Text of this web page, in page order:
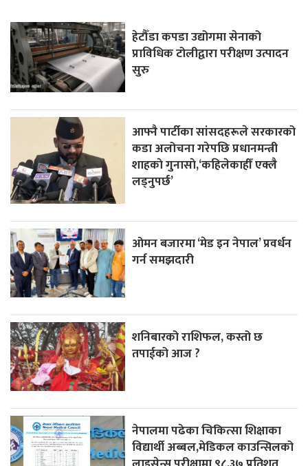
हेटौँडा कपडा उद्योगमा सेनाको
प्राविधिक टोलीद्वारा परीक्षण उत्पादन
सुरु
आफ्नै पार्टीका सांसदहरूले सरकारको
कडा अलोचना गरेपछि प्रधानमन्त्री
शाहकाे गुनासाे,‘कहिलेकाहीँ एक्लै
लड्नुपर्छ’
ओमन बजारमा ‘मेड इन नेपाल’ प्रवर्धन
गर्न समझदारी
शनिबारको राशिफल, कस्तो छ
तपाईको आज ?
नेपालमा पढेका चिकित्सा शिक्षाका
विद्यार्थी अब्बल,मेडिकल काउन्सिलको